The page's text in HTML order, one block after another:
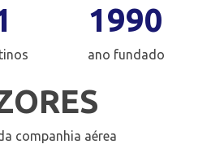
1990
ano fundado
companhia aérea